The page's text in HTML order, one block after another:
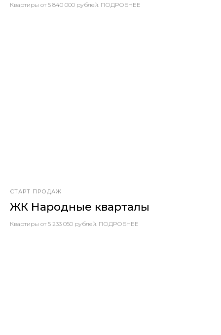
Квартиры от 5 840 000 рублей. ПОДРОБНЕЕ
СТАРТ ПРОДАЖ
ЖК Народные кварталы
Квартиры от 5 233 050 рублей. ПОДРОБНЕЕ